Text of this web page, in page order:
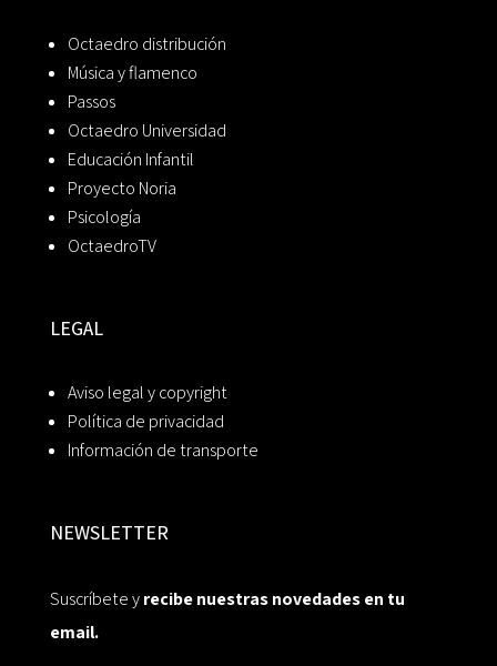
Octaedro distribución
Música y flamenco
Passos
Octaedro Universidad
Educación Infantil
Proyecto Noria
Psicología
OctaedroTV
LEGAL
Aviso legal y copyright
Política de privacidad
Información de transporte
NEWSLETTER
Suscríbete yrecibe nuestras novedades en tu
email.